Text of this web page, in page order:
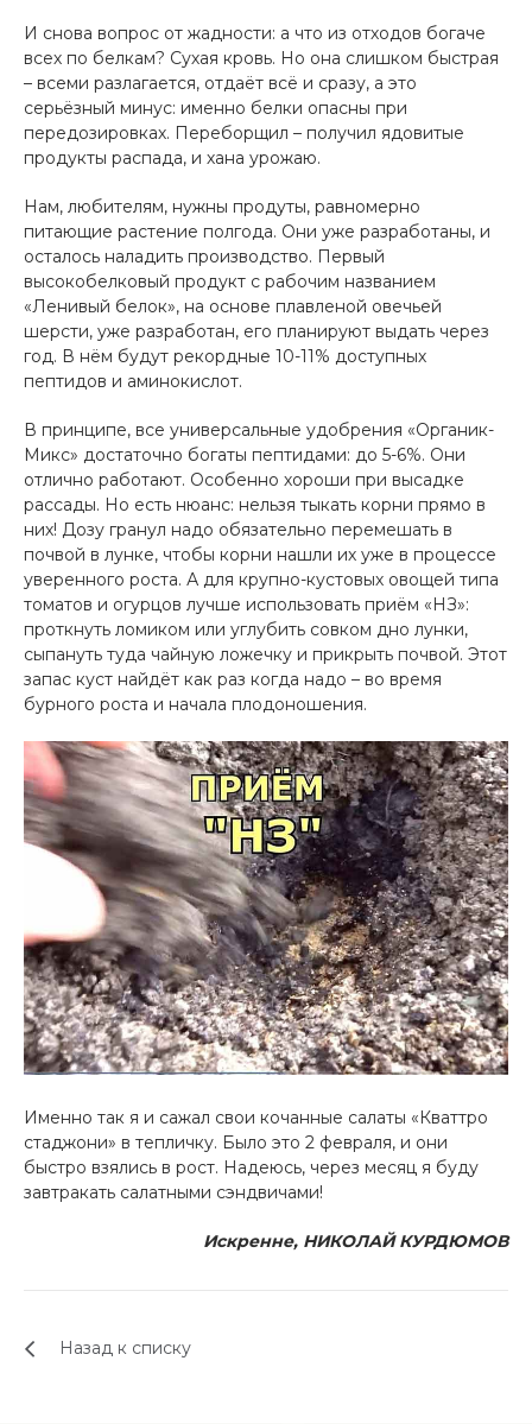
И снова вопрос от жадности: а что из отходов богаче
всех по белкам? Сухая кровь. Но она слишком быстрая
– всеми разлагается, отдаёт всё и сразу, а это
серьёзный минус: именно белки опасны при
передозировках. Переборщил – получил ядовитые
продукты распада, и хана урожаю.
Нам, любителям, нужны продуты, равномерно
питающие растение полгода. Они уже разработаны, и
осталось наладить производство. Первый
высокобелковый продукт с рабочим названием
«Ленивый белок», на основе плавленой овечьей
шерсти, уже разработан, его планируют выдать через
год. В нём будут рекордные 10-11% доступных
пептидов и аминокислот.
В принципе, все универсальные удобрения «Органик-
Микс» достаточно богаты пептидами: до 5-6%. Они
отлично работают. Особенно хороши при высадке
рассады. Но есть нюанс: нельзя тыкать корни прямо в
них! Дозу гранул надо обязательно перемешать в
почвой в лунке, чтобы корни нашли их уже в процессе
уверенного роста. А для крупно-кустовых овощей типа
томатов и огурцов лучше использовать приём «НЗ»:
проткнуть ломиком или углубить совком дно лунки,
сыпануть туда чайную ложечку и прикрыть почвой. Этот
запас куст найдёт как раз когда надо – во время
бурного роста и начала плодоношения.
Именно так я и сажал свои кочанные салаты «Кваттро
стаджони» в тепличку. Было это 2 февраля, и они
быстро взялись в рост. Надеюсь, через месяц я буду
завтракать салатными сэндвичами!
Искренне, НИКОЛАЙ КУРДЮМОВ
Назад к списку